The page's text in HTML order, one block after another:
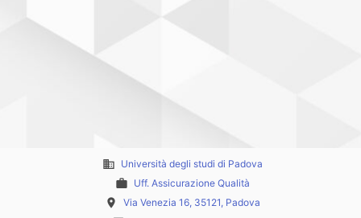
business Università degli studi di Padova
work Uff. Assicurazione Qualità
place Via Venezia 16, 35121, Padova